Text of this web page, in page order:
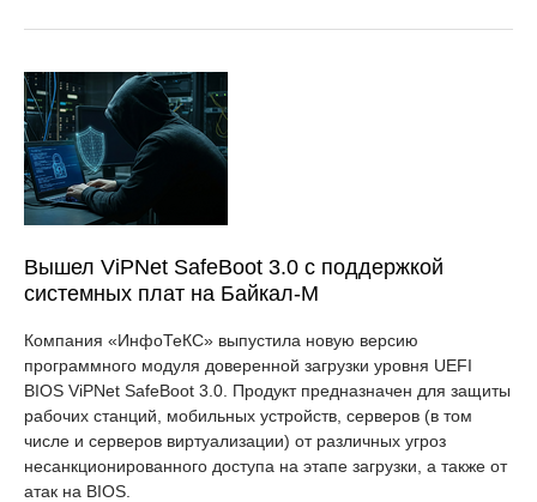
Вышел ViPNet SafeBoot 3.0 с поддержкой
системных плат на Байкал-М
Компания «ИнфоТеКС» выпустила новую версию
программного модуля доверенной загрузки уровня UEFI
BIOS ViPNet SafeBoot 3.0. Продукт предназначен для защиты
рабочих станций, мобильных устройств, серверов (в том
числе и серверов виртуализации) от различных угроз
несанкционированного доступа на этапе загрузки, а также от
атак на BIOS.